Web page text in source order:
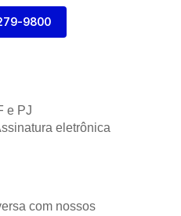
9800
e PJ
eletrônica
com nossos